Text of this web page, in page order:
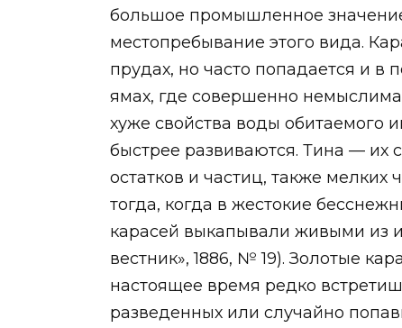
большое промышленное
местопребывание этого вида.
прудах, но часто попадается и в
ямах, где совершенно
хуже свойства воды обитаемого
быстрее развиваются. Тина — их
остатков и частиц, также
тогда, когда в жестокие
карасей выкапывали живыми из
вестник», 1886, № 19). Золотые
настоящее время редко
разведенных или случайно